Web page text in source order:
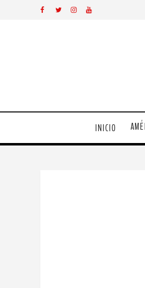
INICIO